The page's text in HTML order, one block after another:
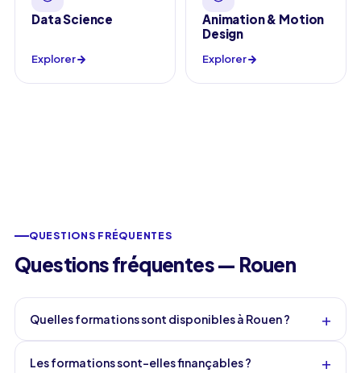
Data Science
Explorer
Animation & Motion
Design
Explorer
QUESTIONS FRÉQUENTES
Questions fréquentes — Rouen
Quelles formations sont disponibles à Rouen ? +
Les formations sont-elles finançables ? +